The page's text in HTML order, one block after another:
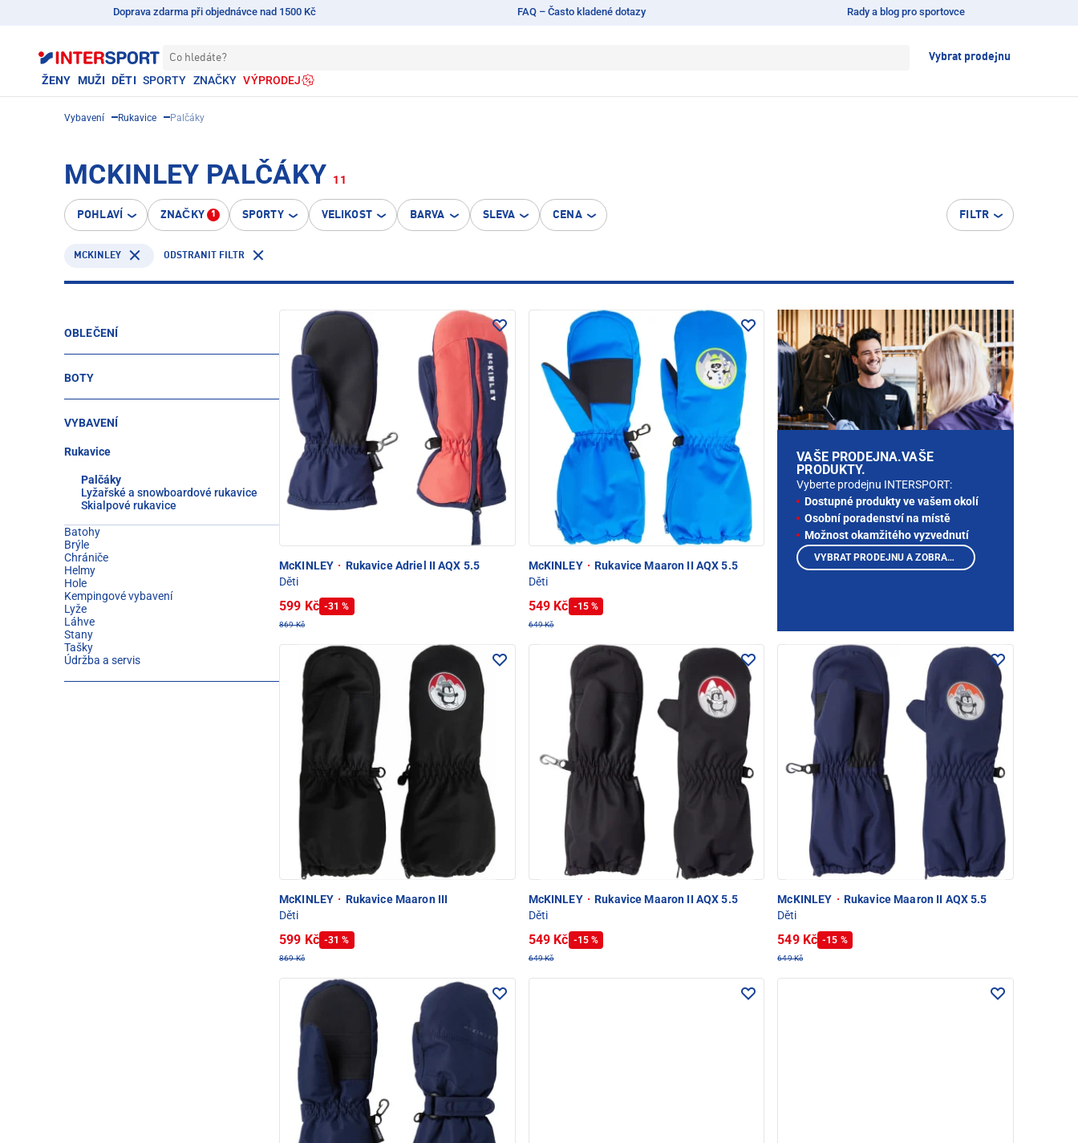
Doprava zdarma při objednávce nad 1500 Kč FAQ – Často kladené dotazy Rady a blog pro sportovce
Co hledáte? Vybrat prodejnu
ŽENY MUŽI DĚTI SPORTY ZNAČKY VÝPRODEJ
Vybavení Rukavice Palčáky
MCKINLEY PALČÁKY 11
POHLAVÍ ZNAČKY 1 SPORTY VELIKOST BARVA SLEVA CENA FILTR
MCKINLEY ODSTRANIT FILTR
OBLEČENÍ
BOTY
VYBAVENÍ
Rukavice
Palčáky
Lyžařské a snowboardové rukavice
Skialpové rukavice
Batohy
Brýle
Chrániče
Helmy
Hole
Kempingové vybavení
Lyže
Láhve
Stany
Tašky
Údržba a servis
McKINLEY · Rukavice Adriel II AQX 5.5
Děti
599 Kč -31 %
869 Kč
McKINLEY · Rukavice Maaron II AQX 5.5
Děti
549 Kč -15 %
649 Kč
McKINLEY · Rukavice Maaron III
Děti
599 Kč -31 %
869 Kč
McKINLEY · Rukavice Maaron II AQX 5.5
Děti
549 Kč -15 %
649 Kč
McKINLEY · Rukavice Maaron II AQX 5.5
Děti
549 Kč -15 %
649 Kč
VAŠE PRODEJNA.VAŠE
PRODUKTY.
Vyberte prodejnu INTERSPORT:
Dostupné produkty ve vašem okolí
Osobní poradenství na místě
Možnost okamžitého vyzvednutí
VYBRAT PRODEJNU A ZOBRAZIT PRODUKTY